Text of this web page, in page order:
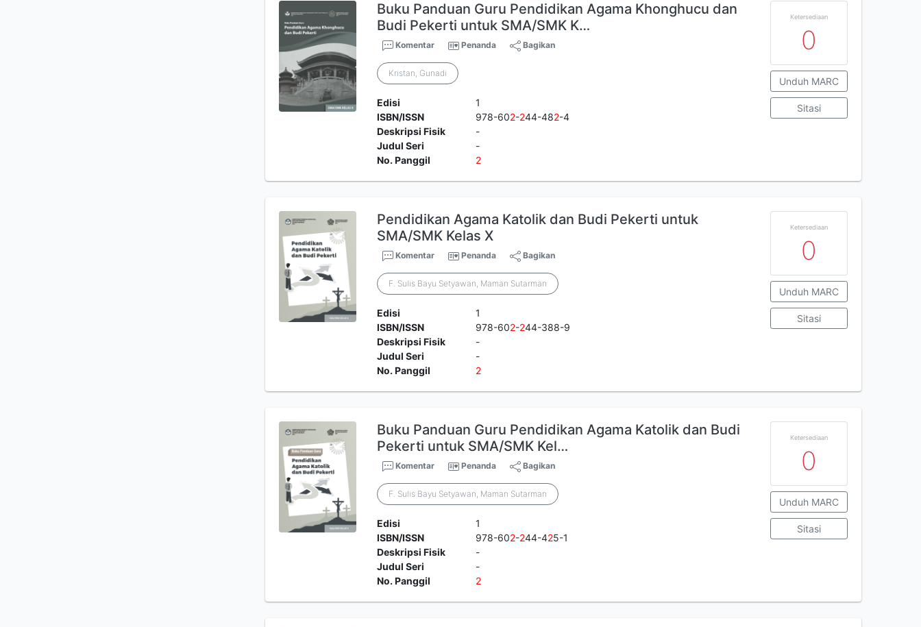
Buku Panduan Guru Pendidikan Agama Khonghucu dan
Budi Pekerti untuk SMA/SMK K…
Komentar Penanda Bagikan
Kristan, Gunadi
Edisi
1
ISBN/ISSN
978-602-244-482-4
Deskripsi Fisik
-
Judul Seri
-
No. Panggil
2
Ketersediaan
0
Unduh MARC
Sitasi
Pendidikan Agama Katolik dan Budi Pekerti untuk
SMA/SMK Kelas X
Komentar Penanda Bagikan
F. Sulis Bayu Setyawan, Maman Sutarman
Edisi
1
ISBN/ISSN
978-602-244-388-9
Deskripsi Fisik
-
Judul Seri
-
No. Panggil
2
Ketersediaan
0
Unduh MARC
Sitasi
Buku Panduan Guru Pendidikan Agama Katolik dan Budi
Pekerti untuk SMA/SMK Kel…
Komentar Penanda Bagikan
F. Sulis Bayu Setyawan, Maman Sutarman
Edisi
1
ISBN/ISSN
978-602-244-425-1
Deskripsi Fisik
-
Judul Seri
-
No. Panggil
2
Ketersediaan
0
Unduh MARC
Sitasi